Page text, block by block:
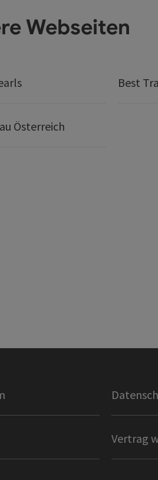
Webseiten
Best
Österreich
Vertrag